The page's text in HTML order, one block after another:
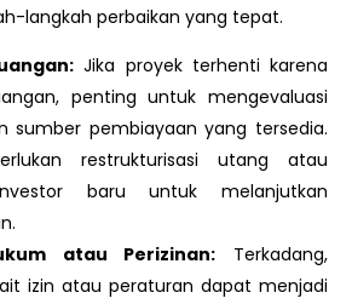
langkah perbaikan yang tepat.
Jika proyek terhenti karena
penting untuk mengevaluasi
sumber pembiayaan yang tersedia.
restrukturisasi utang atau
baru untuk melanjutkan
atau Perizinan: Terkadang,
izin atau peraturan dapat menjadi